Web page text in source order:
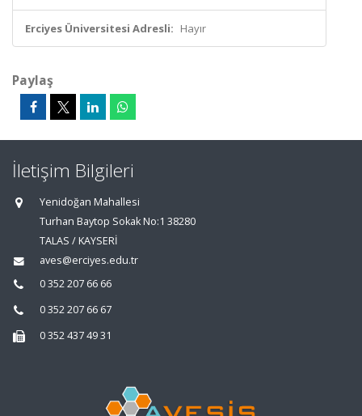
Erciyes Üniversitesi Adresli: Hayır
Paylaş
İletişim Bilgileri
Yenidoğan Mahallesi
Turhan Baytop Sokak No:1 38280
TALAS / KAYSERİ
aves@erciyes.edu.tr
0 352 207 66 66
0 352 207 66 67
0 352 437 49 31